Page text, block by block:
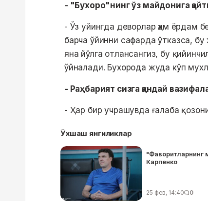
- "Бухоро"нинг ўз майдонига
- Ўз уйингда деворлар ҳам ёрдам
барча ўйинни сафарда ўтказса,
яна йўлга отлансангиз, бу
ўйналади. Бухорода жуда кўп
- Раҳбарият сизга қандай
- Ҳар бир учрашувда ғалаба
Ўхшаш янгиликлар
"Фаворитларнинг
Карпенко
25 фев, 14:40 0